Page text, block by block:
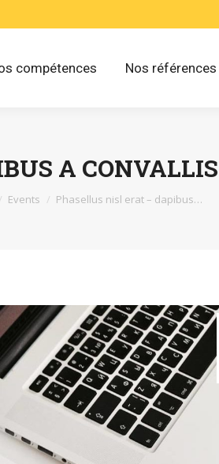
compétences Nos références
A
ici :
Events Phasellus nisl erat – dapibus…